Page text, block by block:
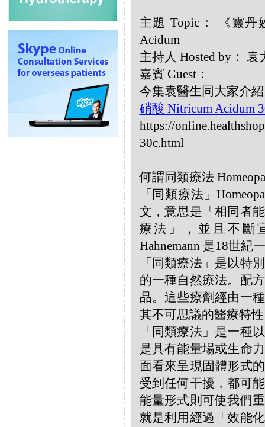
主題 Topic： 《靈丹
Acidum
主持人 Hosted by：
嘉賓 Guest：
今集袁醫生同大家介
硝酸 Nitricum Acidum
https://
30c.html
何謂同類療法
「同類療法」
文，意思是「相同者
療法」，並且不斷
Hahnemann 是18世紀
「同類療法」是以特
的一種自然療法。配
品。這些療劑經由一
其不可思議的醫療特
「同類療法」是一種
是具有能量場或生命
面看來呈現固體形式
受到任何干擾，都可
能量形式則可使我們
就是利用經過「效能